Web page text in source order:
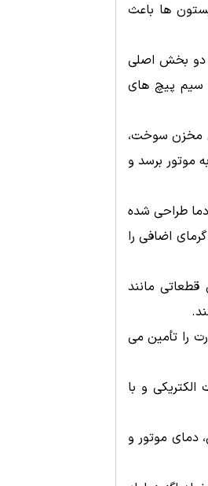
ها باعث
دو بخش اصلی
سیم پیچ های
مخزن سوخت،
موتور برسد و
طراحی شده
اضافی را
مانند
را تأمین می
و با
دمای موتور و